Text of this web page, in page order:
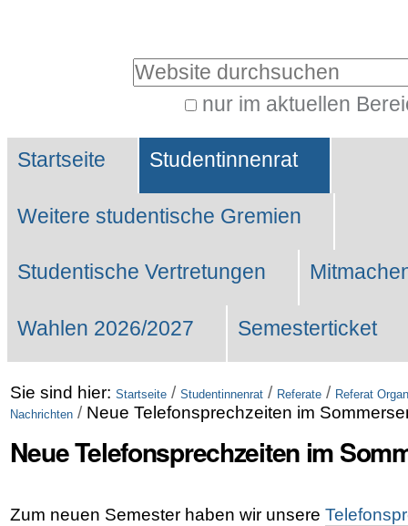
Website durchsuchen
nur im aktuellen
Suche…
Sektionen
Startseite Studentinnenrat
Weitere studentische Gremien
Studentische Vertretungen
Wahlen 2026/2027 Semesterticket
Sie sind hier: Startseite / Studentinnenrat / Referate / Referat
Nachrichten / Neue Telefonsprechzeiten im
Neue Telefonsprechzeiten im
Zum neuen Semester haben wir unsere